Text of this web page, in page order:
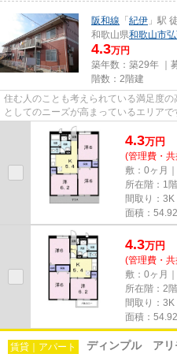
阪和線 「 紀伊 」駅
和歌山県和歌山市
4.3万円
築年数：築29年 ｜
階数：2階建
住む人のことも考えられている満足度
としてのニーズが高まっているエリア
てはいかがでしょうか。物件...
4.3万円
(管理費・
敷：0ヶ月
所在階：1階
間取り：3K
面積：
4.3万円
(管理費・
敷：0ヶ月
所在階：2階
間取り：3K
面積：
賃貸｜アパート ディンプル アリ